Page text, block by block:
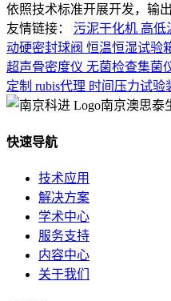
依照技术标准开展开发，输
友情链接：
污泥干化机 高低
动硬密封球阀 恒温恒湿试验
超声骨密度仪 无菌检查集菌
定制 rubis代理 时间压力试验
南京澳思泰
快速导航
技术应用
解决方案
学术中心
服务支持
内容中心
关于我们